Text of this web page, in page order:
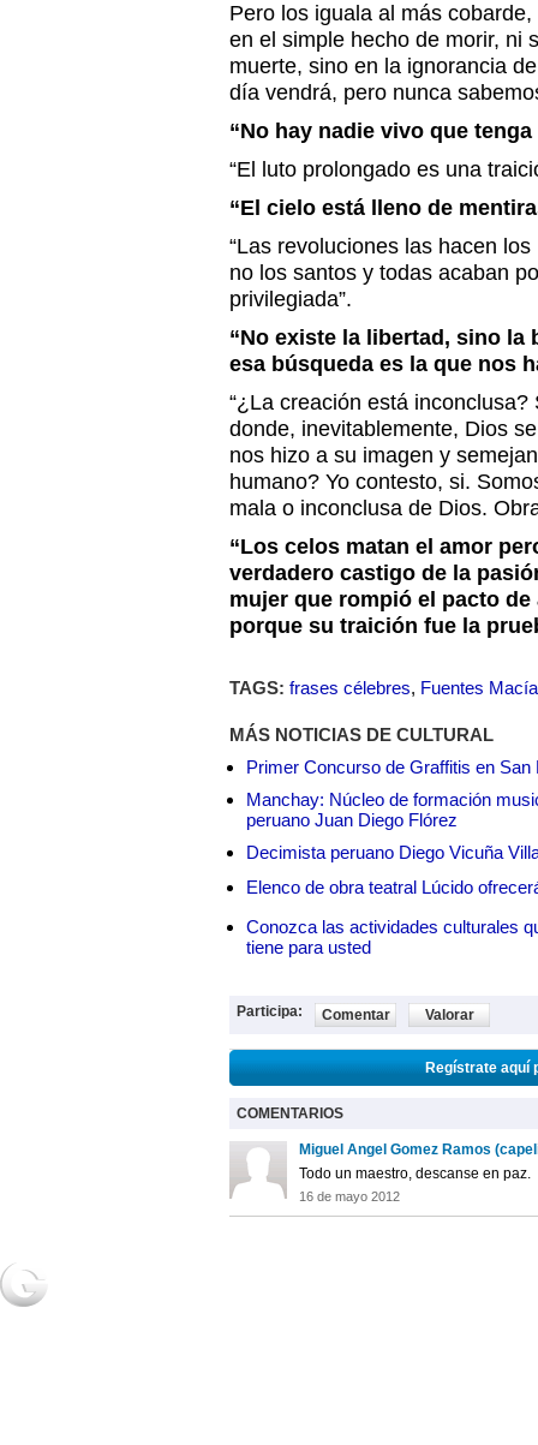
Pero los iguala al más
en el simple hecho de morir, ni
muerte, sino en la ignorancia
día vendrá, pero nunca
“No hay nadie vivo que
“El luto prolongado es una
“El cielo está lleno de
“Las revoluciones las hacen
no los santos y todas acaban
privilegiada”.
“No existe la libertad, sino la
esa búsqueda es la que nos
“¿La creación está
donde, inevitablemente, Dios
nos hizo a su imagen y
humano? Yo contesto, si.
mala o inconclusa de Dios.
“Los celos matan el amor
verdadero castigo de la
mujer que rompió el pacto
porque su traición fue la
TAGS: frases célebres, Fuentes
MÁS NOTICIAS DE CULTURAL
Primer Concurso de Graffitis en
Manchay: Núcleo de formación
peruano Juan Diego Flórez
Decimista peruano Diego Vicuña
Elenco de obra teatral Lúcido
Conozca las actividades culturales
tiene para usted
Participa: Comentar Valorar
Regístrate aquí
COMENTARIOS
Miguel Angel Gomez Ramos
Todo un maestro, descanse en paz.
16 de mayo 2012